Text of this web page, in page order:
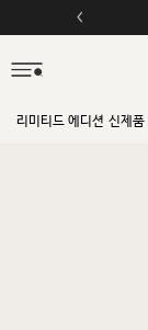
리미티드 에디션 신제품